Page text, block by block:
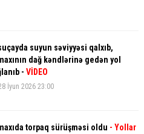
suyun səviyyəsi qalxıb,
dağ kəndlərinə gedən yol
- VİDEO
İyun 2026 23:00
torpaq sürüşməsi oldu - Yollar